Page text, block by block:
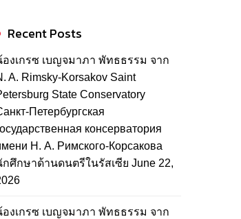
Recent Posts
องเกรซ เบญจมาภา พัทธธรรม จาก
A. Rimsky-Korsakov Saint
State Conservatory
Петербургская
консерватория
Н. А. Римского-Корсакова
กศึกษาด้านดนตรีในรัสเซีย June 22,
องเกรซ เบญจมาภา พัทธธรรม จาก